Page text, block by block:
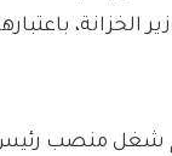
الخزانة،
شغل منصب رئيس